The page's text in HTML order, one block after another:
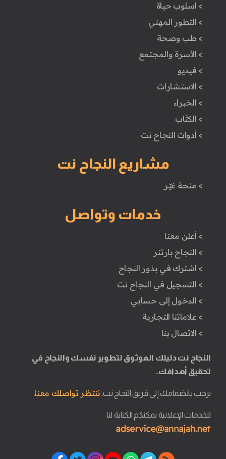
> اسلوب حياة
> التطور المهني
> طب وصحة
> الأسرة والمجتمع
> فيديو
> الاستشارات
> الخبراء
> الكتَاب
> أدوات النجاح نت
مشاريع النجاح نت
> منحة غيّر
خدمات وتواصل
> أعلن معنا
> النجاح بارتنر
> اشترك في بذور النجاح
> التسجيل في النجاح نت
> الدخول إلى حسابي
> علاماتنا التجارية
> الاتصال بنا
النجاح نت دليلك الموثوق لتطوير نفسك والنجاح في
تحقيق أهدافك.
نرحب بانضمامك إلى فريق النجاح نت. ننتظر تواصلك معنا.
للخدمات الإعلانية يمكنكم الكتابة لنا